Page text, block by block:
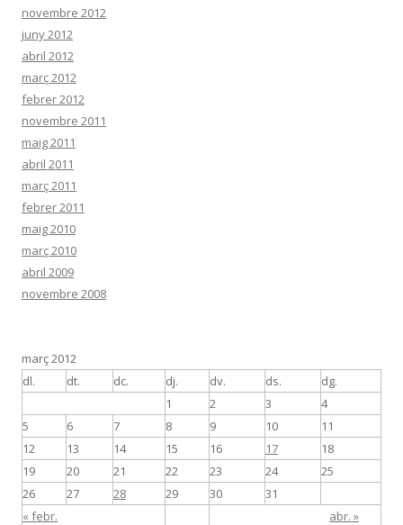
novembre 2012
juny 2012
abril 2012
març 2012
febrer 2012
novembre 2011
maig 2011
abril 2011
març 2011
febrer 2011
maig 2010
març 2010
abril 2009
novembre 2008
març 2012
dl.
dt. dc. dj. dv. ds. dg.
« febr. abr. »
1 2 3
4
5
6 7 8 9 10
11
12
13 14 15 16 17
18
19
20 21 22 23 24
25
26
27 28 29 30 31